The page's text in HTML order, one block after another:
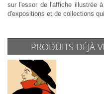
sur l'essor de l'affiche illustrée
d'expositions et de collections
PRODUITS DÉJÀ